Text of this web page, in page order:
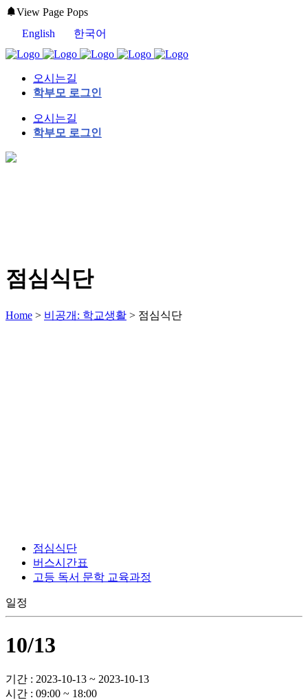
View Page Pops
English
한국어
오시는길
학부모 로그인
오시는길
학부모 로그인
점심식단
Home > 비공개: 학교생활 > 점심식단
점심식단
버스시간표
고등 독서 문학 교육과정
일정
10/13
기간 : 2023-10-13 ~ 2023-10-13
시간 : 09:00 ~ 18:00